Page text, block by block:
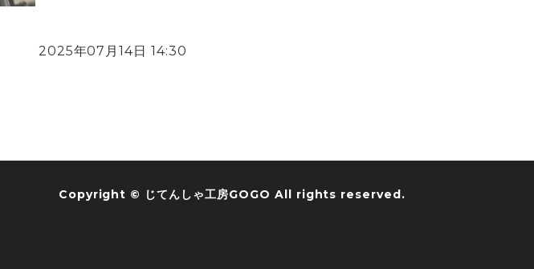
2025年07月14日 14:30
Copyright © じてんしゃ工房GOGO All rights reserved.